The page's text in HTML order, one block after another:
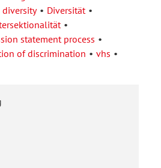
diversity
Diversität
statement process
of discrimination
vhs